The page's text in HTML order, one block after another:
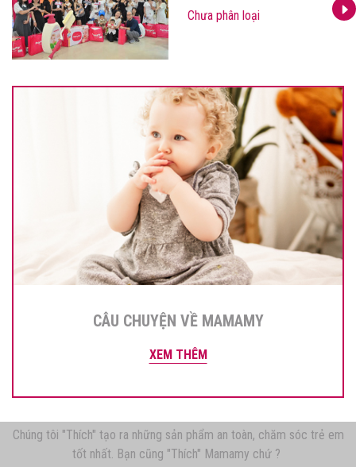
1 VIỆT NAM”
CÂU CHUYỆN VỀ MAMAMY
XEM THÊM
Chúng tôi "Thích" tạo ra những sản phẩm an toàn, chăm sóc trẻ em
tốt nhất. Bạn cũng "Thích" Mamamy chứ ?